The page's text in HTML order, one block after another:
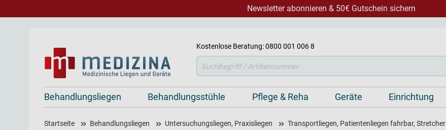
Newsletter abonnieren & 50€ Gutschein sichern
Kostenlose Beratung: 0800 001 006 8
Suche
Behandlungsliegen Behandlungsstühle Pflege & Reha Geräte Einrichtung
Startseite Behandlungsliegen Untersuchungsliegen, Praxisliegen
Transportliegen, Patientenliegen fahrbar, Stretcher